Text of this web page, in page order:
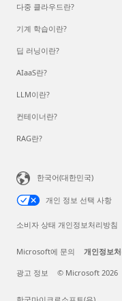
다중 클라우드란?
기계 학습이란?
딥 러닝이란?
AIaaS란?
LLM이란?
컨테이너란?
RAG란?
한국어(대한민국)
개인 정보 선택 사항
소비자 상태 개인정보처리방침
Microsoft에 문의 개인정보
광고 정보 © Microsoft 2026
한국마이크로소프트(유)